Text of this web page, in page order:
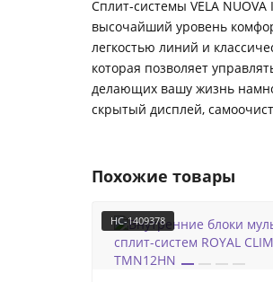
Сплит-системы VELA
высочайший уровень
легкостью линий и
которая позволяет
делающих вашу жизнь
скрытый дисплей,
Похожие товары
НС-1409378